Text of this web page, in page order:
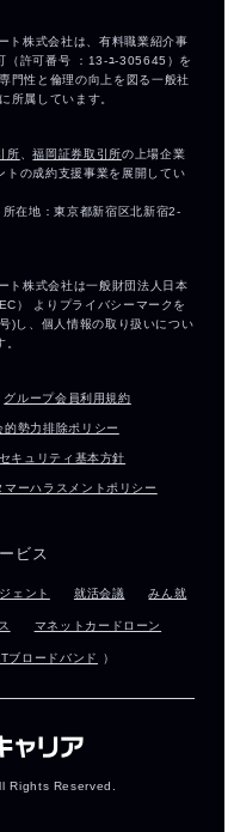
グループ会員利用規約
的勢力排除ポリシー
キュリティ基本方針
マーハラスメントポリシー